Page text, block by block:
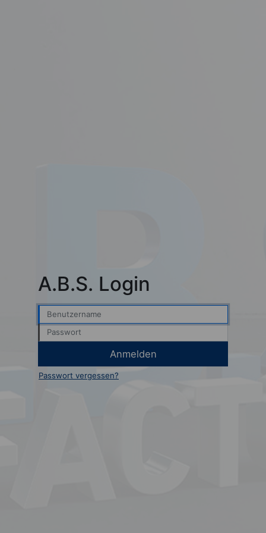
A.B.S. Login
Benutzername
Passwort
Anmelden
Passwort vergessen?